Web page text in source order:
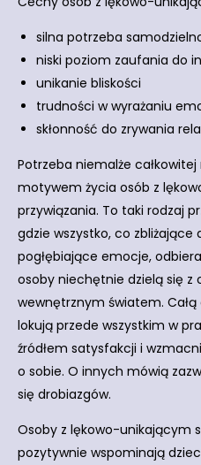
silna potrzeba
niski poziom zaufania do
unikanie bliskości
trudności w wyrażaniu
skłonność do zrywania
Potrzeba niemalże
motywem życia osób z
przywiązania. To taki rodzaj
gdzie wszystko, co zbliżające
pogłębiające emocje,
osoby niechętnie dzielą się z
wewnętrznym światem.
lokują przede wszystkim w
źródłem satysfakcji i
o sobie. O innych mówią
się drobiazgów.
Osoby z lękowo-unikającym
pozytywnie wspominają